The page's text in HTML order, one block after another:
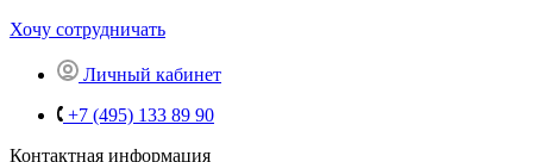
Хочу сотрудничать
Личный кабинет
+7 (495) 133 89 90
Контактная информация